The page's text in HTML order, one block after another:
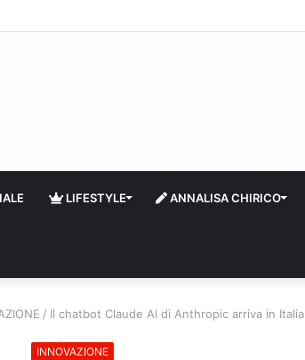
ripresa solo a settembre
LIFESTYLE ANNALISA CHIRICO
/ Il chatbot Claude AI di Anthropic arriva in Italia
INNOVAZIONE